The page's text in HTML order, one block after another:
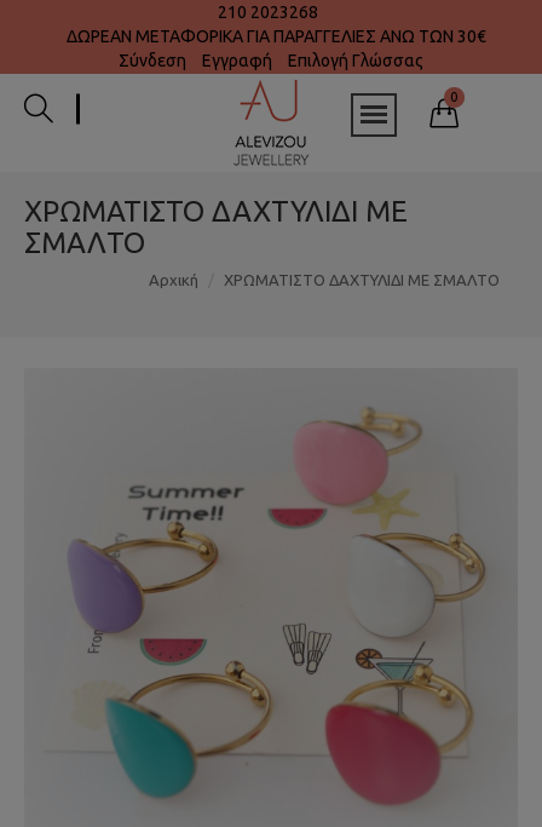
210 2023268
ΔΩΡΕΑΝ ΜΕΤΑΦΟΡΙΚΑ ΓΙΑ ΠΑΡΑΓΓΕΛΙΕΣ ΑΝΩ ΤΩΝ 30€
Σύνδεση
Εγγραφή Επιλογή Γλώσσας
0
ΧΡΩΜΑΤΙΣΤΟ ΔΑΧΤΥΛΙΔΙ ΜΕ
ΣΜΑΛΤΟ
Αρχική ΧΡΩΜΑΤΙΣΤΟ ΔΑΧΤΥΛΙΔΙ ΜΕ ΣΜΑΛΤΟ